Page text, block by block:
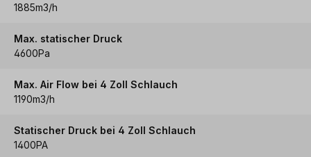
1885m3/h
Max. statischer Druck
4600Pa
Max. Air Flow bei 4 Zoll Schlauch
1190m3/h
Statischer Druck bei 4 Zoll Schlauch
1400PA